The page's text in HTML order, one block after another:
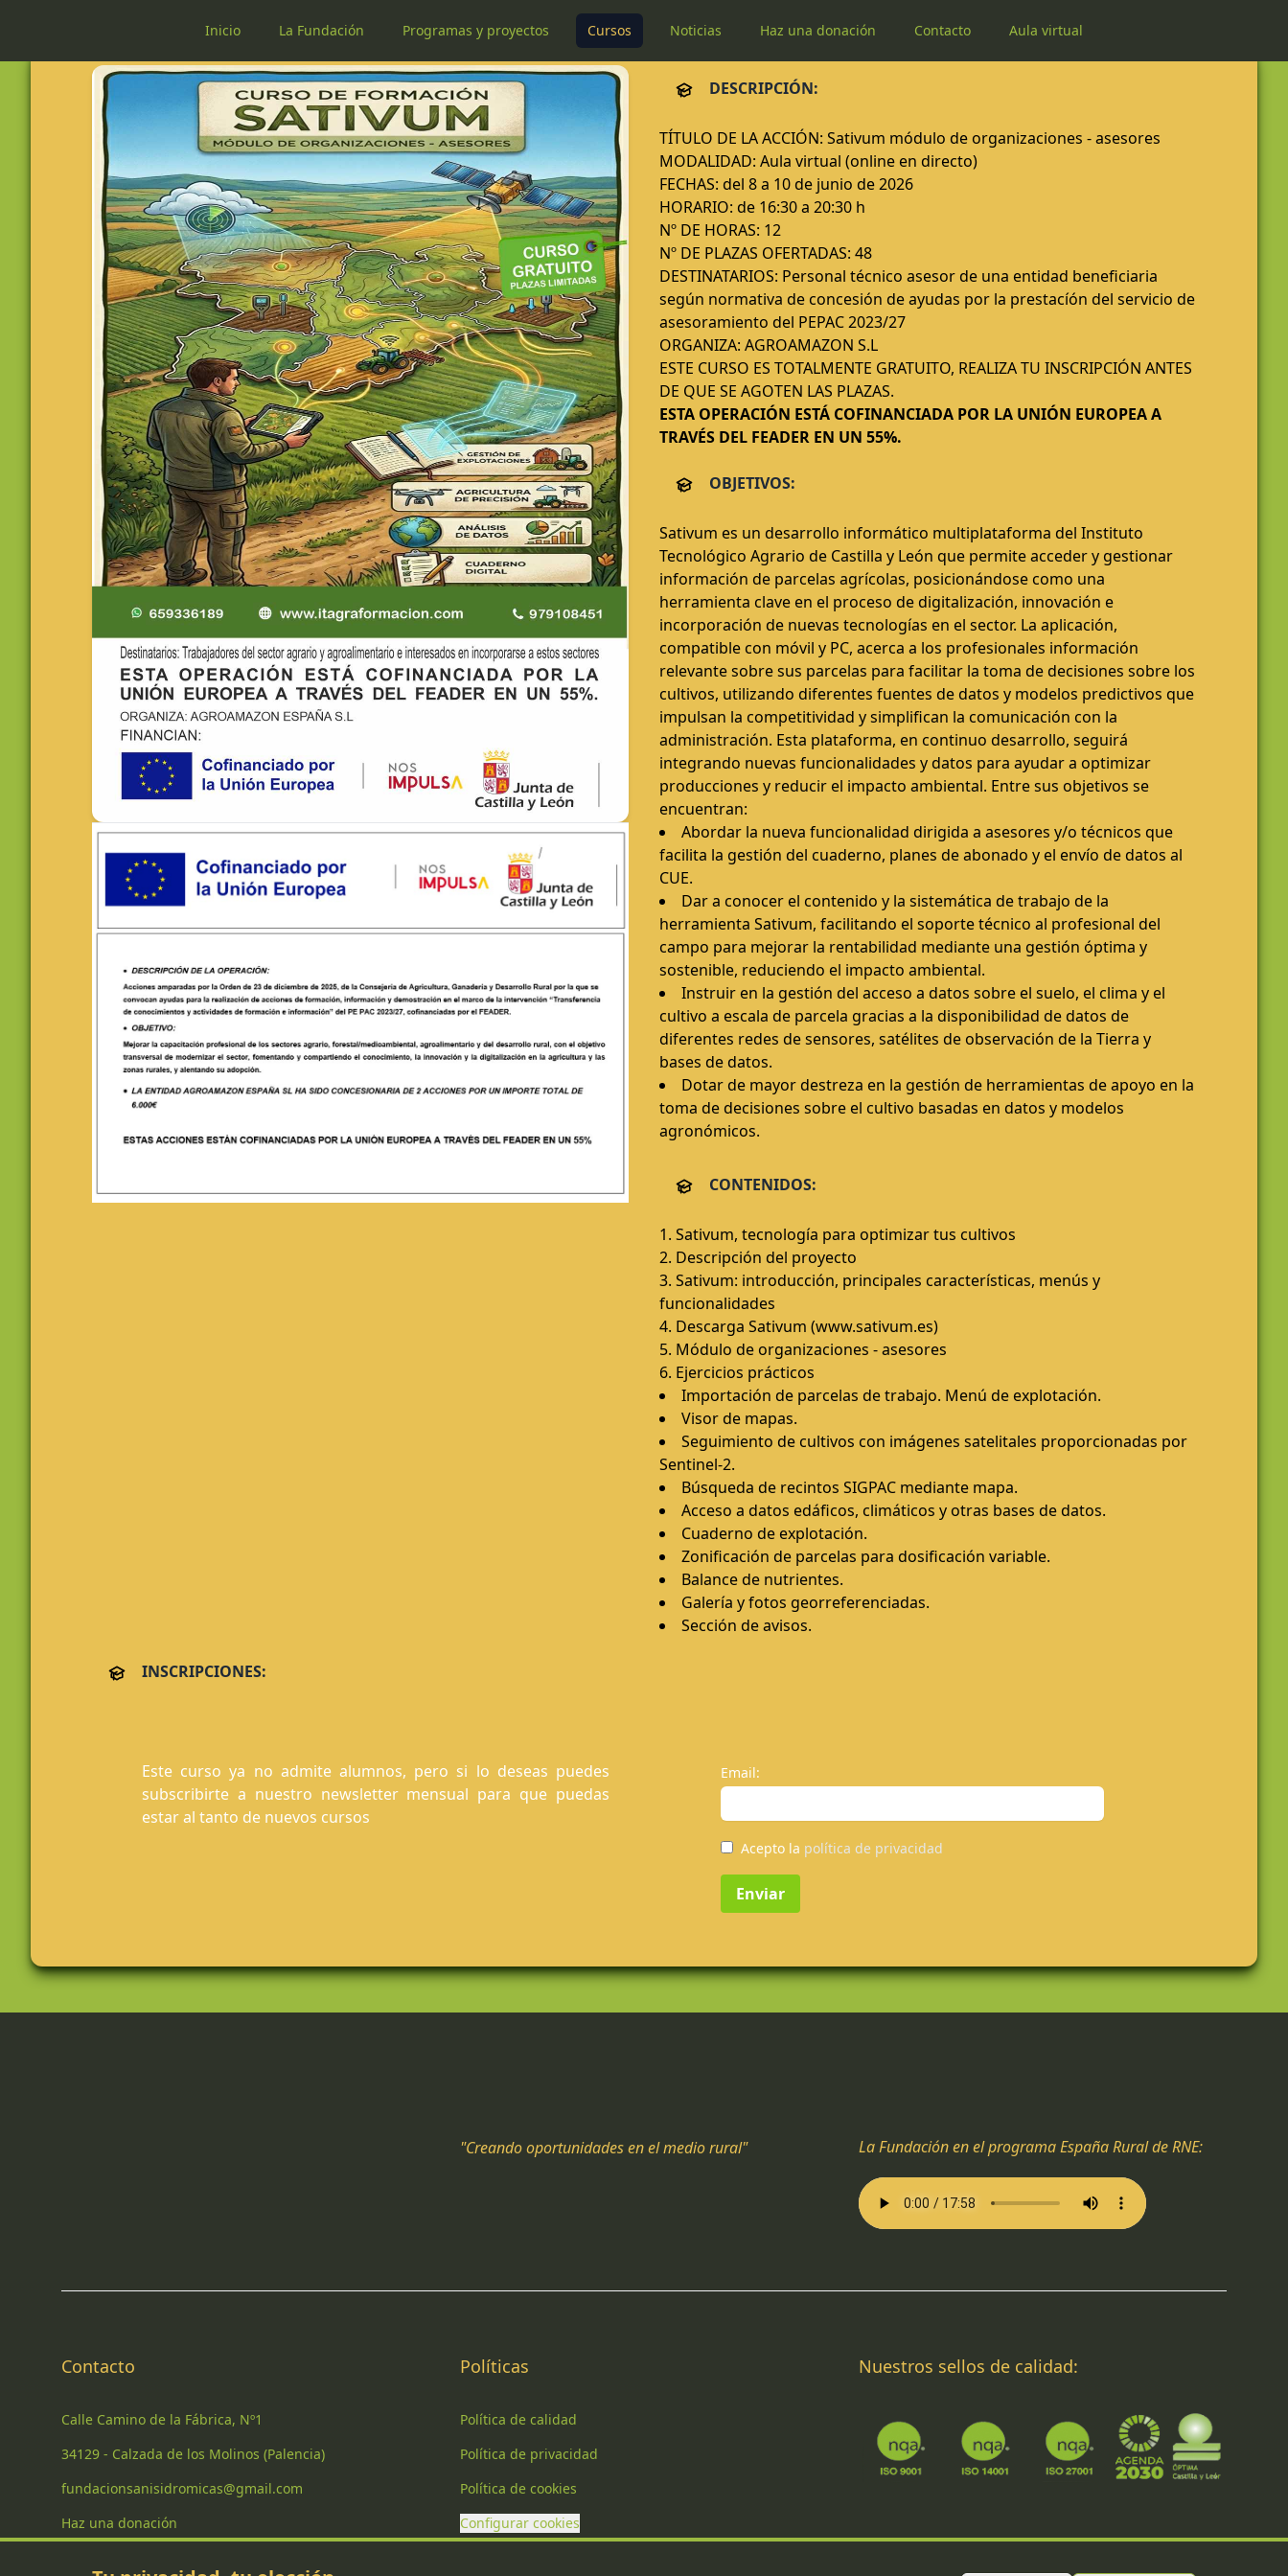
Inicio La Fundación Programas y proyectos Cursos Noticias Haz una donación Contacto Aula virtual
Sativum módulo de organizaciones - asesores
DESCRIPCIÓN:
TÍTULO DE LA ACCIÓN: Sativum módulo de organizaciones - asesores
MODALIDAD: Aula virtual (online en directo)
FECHAS: del 8 a 10 de junio de 2026
HORARIO: de 16:30 a 20:30 h
Nº DE HORAS: 12
Nº DE PLAZAS OFERTADAS: 48
DESTINATARIOS: Personal técnico asesor de una entidad beneficiaria
según normativa de concesión de ayudas por la prestacíón del servicio de
asesoramiento del PEPAC 2023/27
ORGANIZA: AGROAMAZON S.L
ESTE CURSO ES TOTALMENTE GRATUITO, REALIZA TU INSCRIPCIÓN ANTES
DE QUE SE AGOTEN LAS PLAZAS.
ESTA OPERACIÓN ESTÁ COFINANCIADA POR LA UNIÓN EUROPEA A
TRAVÉS DEL FEADER EN UN 55%.
OBJETIVOS:
Sativum es un desarrollo informático multiplataforma del Instituto
Tecnológico Agrario de Castilla y León que permite acceder y gestionar
información de parcelas agrícolas, posicionándose como una
herramienta clave en el proceso de digitalización, innovación e
incorporación de nuevas tecnologías en el sector. La aplicación,
compatible con móvil y PC, acerca a los profesionales información
relevante sobre sus parcelas para facilitar la toma de decisiones sobre los
cultivos, utilizando diferentes fuentes de datos y modelos predictivos que
impulsan la competitividad y simplifican la comunicación con la
administración. Esta plataforma, en continuo desarrollo, seguirá
integrando nuevas funcionalidades y datos para ayudar a optimizar
producciones y reducir el impacto ambiental. Entre sus objetivos se
encuentran:
Abordar la nueva funcionalidad dirigida a asesores y/o técnicos que
facilita la gestión del cuaderno, planes de abonado y el envío de datos al
CUE.
Dar a conocer el contenido y la sistemática de trabajo de la
herramienta Sativum, facilitando el soporte técnico al profesional del
campo para mejorar la rentabilidad mediante una gestión óptima y
sostenible, reduciendo el impacto ambiental.
Instruir en la gestión del acceso a datos sobre el suelo, el clima y el
cultivo a escala de parcela gracias a la disponibilidad de datos de
diferentes redes de sensores, satélites de observación de la Tierra y
bases de datos.
Dotar de mayor destreza en la gestión de herramientas de apoyo en la
toma de decisiones sobre el cultivo basadas en datos y modelos
agronómicos.
CONTENIDOS:
1. Sativum, tecnología para optimizar tus cultivos
2. Descripción del proyecto
3. Sativum: introducción, principales características, menús y
funcionalidades
4. Descarga Sativum (www.sativum.es)
5. Módulo de organizaciones - asesores
6. Ejercicios prácticos
Importación de parcelas de trabajo. Menú de explotación.
Visor de mapas.
Seguimiento de cultivos con imágenes satelitales proporcionadas por
Sentinel-2.
Búsqueda de recintos SIGPAC mediante mapa.
Acceso a datos edáficos, climáticos y otras bases de datos.
Cuaderno de explotación.
Zonificación de parcelas para dosificación variable.
Balance de nutrientes.
Galería y fotos georreferenciadas.
Sección de avisos.
INSCRIPCIONES:
Este curso ya no admite alumnos, pero si lo deseas puedes
subscribirte a nuestro newsletter mensual para que puedas
estar al tanto de nuevos cursos
Email:
Acepto la política de privacidad
Enviar
"Creando oportunidades en el medio rural" La Fundación en el programa España Rural de RNE:
Contacto
Calle Camino de la Fábrica, Nº1
34129 - Calzada de los Molinos (Palencia)
fundacionsanisidromicas@gmail.com
Haz una donación
Políticas
Política de calidad
Política de privacidad
Política de cookies
Configurar cookies
Nuestros sellos de calidad: